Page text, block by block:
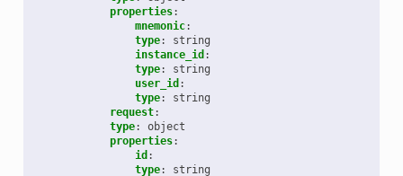
properties:
mnemonic:
type:
string
instance_id :
type:
string
user_id :
type:
string
request:
type:
object
properties:
id :
type:
string